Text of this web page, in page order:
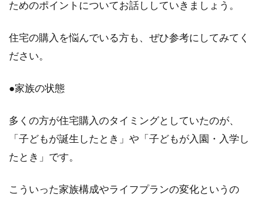
ためのポイントについてお話ししていきましょう。
住宅の購入を悩んでいる方も、ぜひ参考にしてみてく
ださい。
●家族の状態
多くの方が住宅購入のタイミングとしていたのが、
「子どもが誕生したとき」や「子どもが入園・入学し
たとき」です。
こういった家族構成やライフプランの変化というの